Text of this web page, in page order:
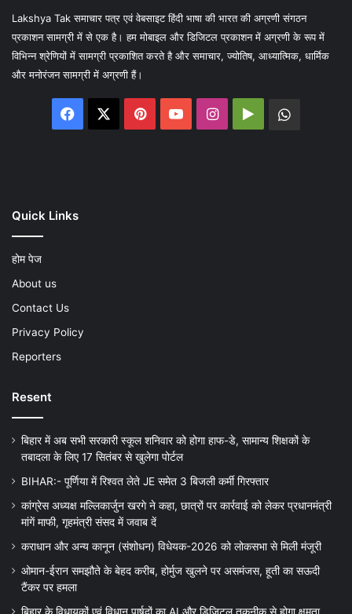
Lakshya Tak समाचार पत्र एवं वेबसाइट हिंदी भाषा की भारत की अग्रणी संगठन
प्रकाशन सामग्री में से एक है। हम मोबाइल और डिजिटल प्रकाशन में अग्रणी के रूप में
विभिन्न श्रेणियों में सामग्री प्रकाशित करते है और समाचार, ज्योतिष, आध्यात्मिक, धार्मिक
और मनोरंजन सामग्री में अग्रणी हैं।
Facebook PinterestYouTubeInstagram
Google
Quick Links
होम पेज
About us
Contact Us
Privacy Policy
Reporters
Resent
बिहार में अब सभी सरकारी स्कूल शनिवार को होगा हाफ-डे, सामान्य शिक्षकों के
तबादला के लिए 17 सितंबर से खुलेगा पोर्टल
BIHAR:- पूर्णिया में रिश्वत लेते JE समेत 3 बिजली कर्मी गिरफ्तार
कांग्रेस अध्यक्ष मल्लिकार्जुन खरगे ने कहा, छात्रों पर कार्रवाई को लेकर प्रधानमंत्री
मांगें माफी, गृहमंत्री संसद में जवाब दें
कराधान और अन्य कानून (संशोधन) विधेयक-2026 को लोकसभा से मिली मंजूरी
ओमान-ईरान समझौते के बेहद करीब, होर्मुज खुलने पर असमंजस, हूती का सऊदी
टैंकर पर हमला